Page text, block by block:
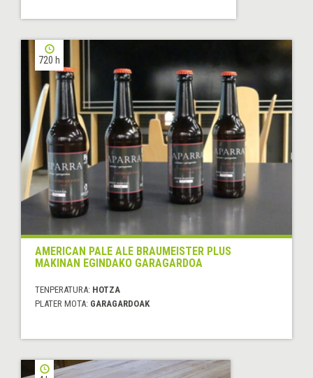
720 h
AMERICAN PALE ALE BRAUMEISTER PLUS
MAKINAN EGINDAKO GARAGARDOA
TENPERATURA: HOTZA
PLATER MOTA: GARAGARDOAK